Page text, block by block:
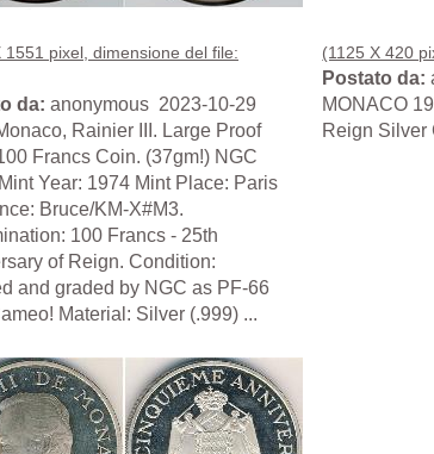
1551 pixel, dimensione del file:
da: anonymous 2023-10-29
Rainier III. Large Proof
Francs Coin. (37gm!) NGC
Year: 1974 Mint Place: Paris
Bruce/KM-X#M3.
100 Francs - 25th
of Reign. Condition:
and graded by NGC as PF-66
Material: Silver (.999) ...
(1125 X 420
Postato da:
MONACO
Reign Silver